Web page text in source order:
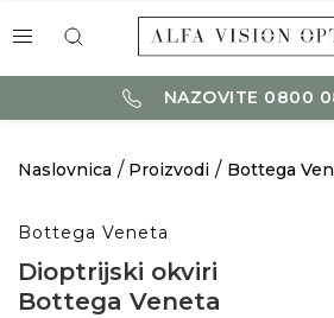
NAZOVITE 0800
Naslovnica Proizvodi Bottega
Bottega Veneta
Dioptrijski okviri
Bottega Veneta